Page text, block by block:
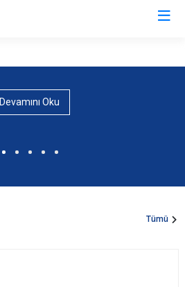
Devamını Oku
Tümü